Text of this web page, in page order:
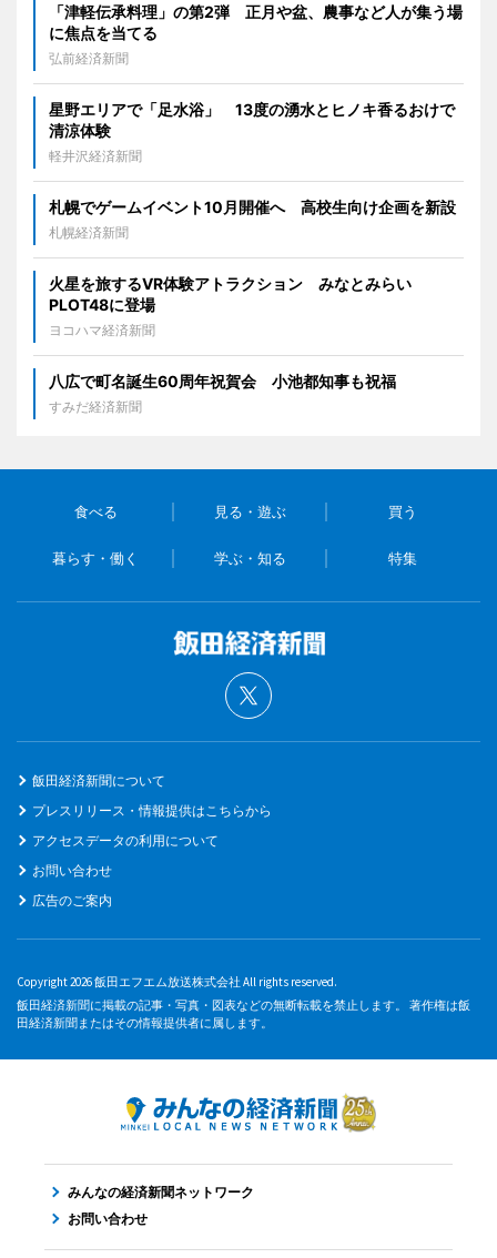
「津軽伝承料理」の第2弾 正月や盆、農事など人が集う場
に焦点を当てる
弘前経済新聞
星野エリアで「足水浴」 13度の湧水とヒノキ香るおけで
清涼体験
軽井沢経済新聞
札幌でゲームイベント10月開催へ 高校生向け企画を新設
札幌経済新聞
火星を旅するVR体験アトラクション みなとみらい
PLOT48に登場
ヨコハマ経済新聞
八広で町名誕生60周年祝賀会 小池都知事も祝福
すみだ経済新聞
食べる 見る・遊ぶ 買う
暮らす・働く 学ぶ・知る 特集
飯田経済新聞について
プレスリリース・情報提供はこちらから
アクセスデータの利用について
お問い合わせ
広告のご案内
Copyright 2026 飯田エフエム放送株式会社 All rights reserved.
飯田経済新聞に掲載の記事・写真・図表などの無断転載を禁止します。 著作権は飯
田経済新聞またはその情報提供者に属します。
みんなの経済新聞ネットワーク
お問い合わせ